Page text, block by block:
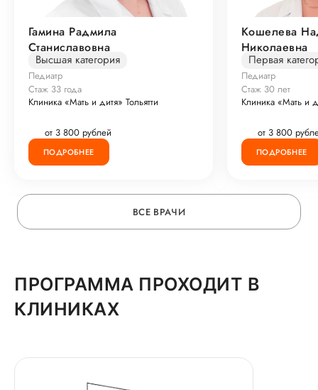
Гамина Радмила
Станиславовна
Высшая категория
Педиатр
Стаж 33 года
Клиника «Мать и дитя» Тольятти
от 3 800 рублей
ПОДРОБНЕЕ
Кошелева
Николаевна
Первая
Педиатр
Стаж 30 лет
Клиника «Мать и
от 3 800
ПОДРОБНЕЕ
ВСЕ ВРАЧИ
ПРОГРАММА ПРОХОДИТ В
КЛИНИКАХ